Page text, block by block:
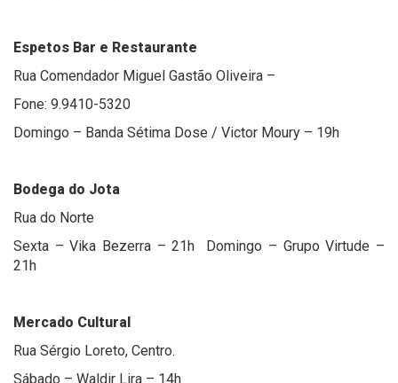
Espetos Bar e Restaurante
Rua Comendador Miguel Gastão Oliveira –
Fone: 9.9410-5320
Domingo – Banda Sétima Dose / Victor Moury – 19h
Bodega do Jota
Rua do Norte
Sexta – Vika Bezerra – 21h Domingo – Grupo Virtude –
21h
Mercado Cultural
Rua Sérgio Loreto, Centro.
Sábado – Waldir Lira – 14h